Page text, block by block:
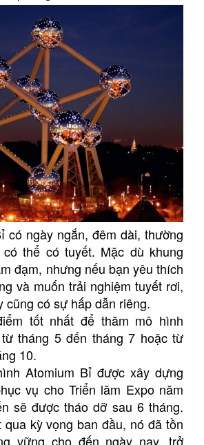
có ngày ngắn, đêm dài, thường
thể có tuyết. Mặc dù khung
đạm, nhưng nếu bạn yêu thích
và muốn trải nghiệm tuyết rơi,
cũng có sự hấp dẫn riêng.
tốt nhất để thăm mô hình
tháng 5 đến tháng 7 hoặc từ
10.
Atomium Bỉ được xây dựng
vụ cho Triển lãm Expo năm
sẽ được tháo dỡ sau 6 tháng.
qua kỳ vọng ban đầu, nó đã tồn
vững cho đến ngày nay, trở